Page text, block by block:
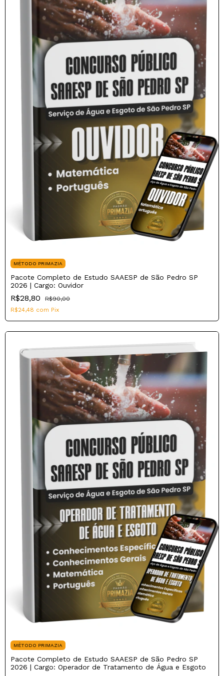
MÉTODO PRIMAZIA
Pacote Completo de Estudo SAAESP de São Pedro SP
2026 | Cargo: Ouvidor
R$28,80
R$90,00
R$24,48 com Pix
MÉTODO PRIMAZIA
Pacote Completo de Estudo SAAESP de São Pedro SP
2026 | Cargo: Operador de Tratamento de Água e Esgoto